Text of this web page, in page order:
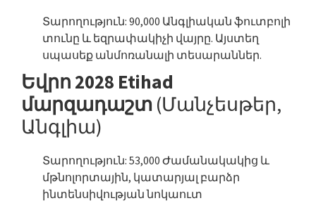
Տարողություն: 90,000 Անգլիական ֆուտբոլի
տունը և եզրափակիչի վայրը. Այստեղ
սպասեք անմոռանալի տեսարաններ.
Եվրո 2028 Etihad
մարզադաշտ (Մանչեսթեր,
Անգլիա)
Տարողություն: 53,000 Ժամանակակից և
մթնոլորտային, կատարյալ բարձր
ինտենսիվության նոկաուտ